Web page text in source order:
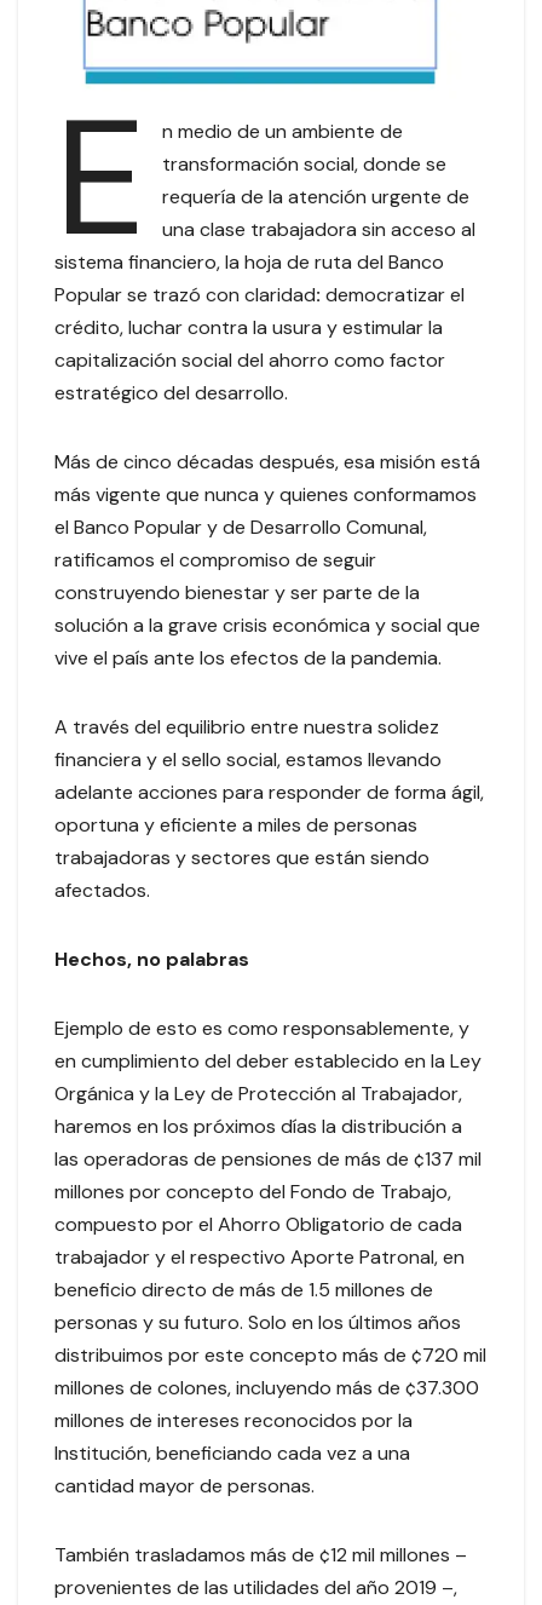
E
n medio de un ambiente de
transformación social, donde se
requería de la atención urgente de
una clase trabajadora sin acceso al
sistema financiero, la hoja de ruta del Banco
Popular se trazó con claridad: democratizar el
crédito, luchar contra la usura y estimular la
capitalización social del ahorro como factor
estratégico del desarrollo.
Más de cinco décadas después, esa misión está
más vigente que nunca y quienes conformamos
el Banco Popular y de Desarrollo Comunal,
ratificamos el compromiso de seguir
construyendo bienestar y ser parte de la
solución a la grave crisis económica y social que
vive el país ante los efectos de la pandemia.
A través del equilibrio entre nuestra solidez
financiera y el sello social, estamos llevando
adelante acciones para responder de forma ágil,
oportuna y eficiente a miles de personas
trabajadoras y sectores que están siendo
afectados.
Hechos, no palabras
Ejemplo de esto es como responsablemente, y
en cumplimiento del deber establecido en la Ley
Orgánica y la Ley de Protección al Trabajador,
haremos en los próximos días la distribución a
las operadoras de pensiones de más de ¢137 mil
millones por concepto del Fondo de Trabajo,
compuesto por el Ahorro Obligatorio de cada
trabajador y el respectivo Aporte Patronal, en
beneficio directo de más de 1.5 millones de
personas y su futuro. Solo en los últimos años
distribuimos por este concepto más de ¢720 mil
millones de colones, incluyendo más de ¢37.300
millones de intereses reconocidos por la
Institución, beneficiando cada vez a una
cantidad mayor de personas.
También trasladamos más de ¢12 mil millones –
provenientes de las utilidades del año 2019 –,